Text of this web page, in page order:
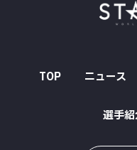
TOP ニュース
選手